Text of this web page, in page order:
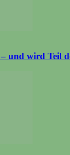
und wird Teil